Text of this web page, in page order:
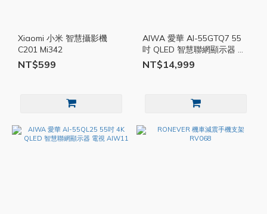
Xiaomi 小米 智慧攝影機
C201 Mi342
NT$599
AIWA 愛華 AI-55GTQ7 55
吋 QLED 智慧聯網顯示器 電
視 AIW07
NT$14,999